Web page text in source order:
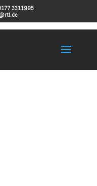
3311995